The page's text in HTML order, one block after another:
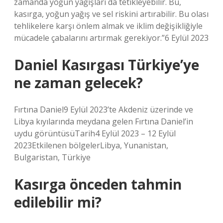
kasırga, yoğun yağış ve sel riskini artırabilir. Bu olası
tehlikelere karşı önlem almak ve iklim değişikliğiyle
mücadele çabalarını artırmak gerekiyor.”6 Eylül 2023
Daniel Kasırgası Türkiye’ye
ne zaman gelecek?
Fırtına Daniel9 Eylül 2023’te Akdeniz üzerinde ve
Libya kıyılarında meydana gelen Fırtına Daniel’in
uydu görüntüsüTarih4 Eylül 2023 – 12 Eylül
2023Etkilenen bölgelerLibya, Yunanistan,
Bulgaristan, Türkiye
Kasırga önceden tahmin
edilebilir mi?